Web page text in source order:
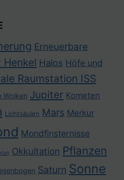
Erneuerbare
Henkel Halos Höfe und
Raumstation ISS
Wolken Jupiter Kometen
Lichtsäulen Mars Merkur
Mondfinsternisse
Okkultation Pflanzen
Saturn Sonne